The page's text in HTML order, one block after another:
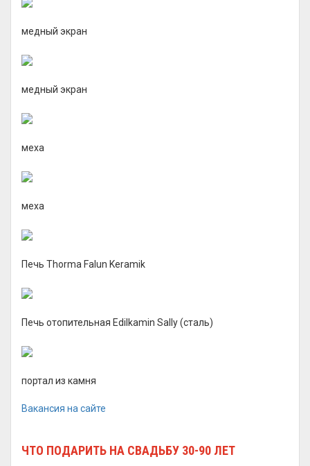
медный экран
медный экран
меха
меха
Печь Thorma Falun Keramik
Печь отопительная Edilkamin Sally (сталь)
портал из камня
Вакансия на сайте
ЧТО ПОДАРИТЬ НА СВАДЬБУ 30-90 ЛЕТ